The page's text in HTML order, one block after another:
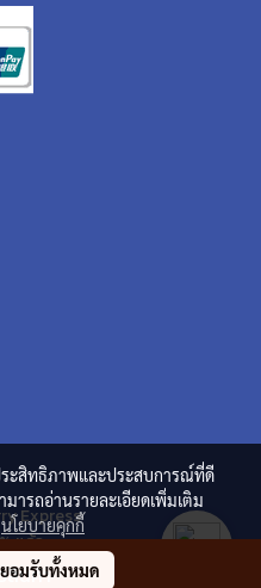
สินค้า
Express
แล้ว
ระสิทธิภาพและประสบการณ์ที่ดี
ารถอ่านรายละเอียดเพิ่มเติม
นโยบายคุกกี้
ยอมรับทั้งหมด